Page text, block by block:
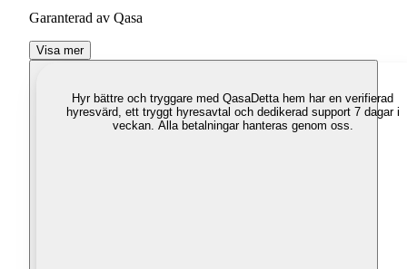
Garanterad av Qasa
Visa mer
Hyr bättre och tryggare med QasaDetta hem har en verifierad
hyresvärd, ett tryggt hyresavtal och dedikerad support 7 dagar i
veckan. Alla betalningar hanteras genom oss.